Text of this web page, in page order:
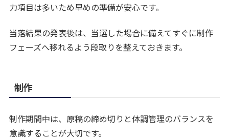
力項目は多いため早めの準備が安心です。
当落結果の発表後は、当選した場合に備えてすぐに制作
フェーズへ移れるよう段取りを整えておきます。
制作
制作期間中は、原稿の締め切りと体調管理のバランスを
意識することが大切です。